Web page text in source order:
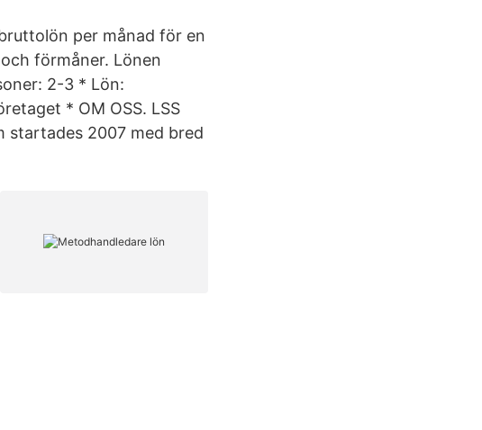
per månad för en
förmåner. Lönen
2-3 * Lön:
* OM OSS. LSS
startades 2007 med bred